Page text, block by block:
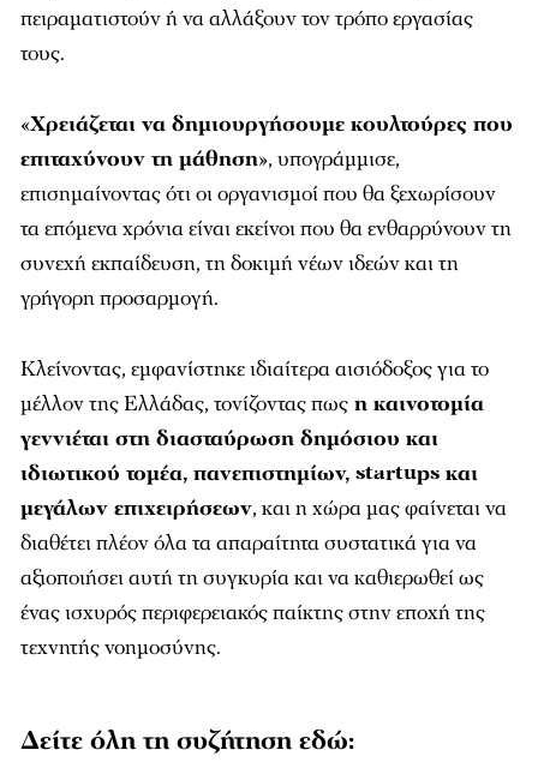
πειραματιστούν ή να αλλάξουν τον τρόπο εργασίας
τους.
«Χρειάζεται να δημιουργήσουμε κουλτούρες που
επιταχύνουν τη μάθηση», υπογράμμισε,
επισημαίνοντας ότι οι οργανισμοί που θα ξεχωρίσουν
τα επόμενα χρόνια είναι εκείνοι που θα ενθαρρύνουν τη
συνεχή εκπαίδευση, τη δοκιμή νέων ιδεών και τη
γρήγορη προσαρμογή.
Κλείνοντας, εμφανίστηκε ιδιαίτερα αισιόδοξος για το
μέλλον της Ελλάδας, τονίζοντας πως η καινοτομία
γεννιέται στη διασταύρωση δημόσιου και
ιδιωτικού τομέα, πανεπιστημίων, startups και
μεγάλων επιχειρήσεων, και η χώρα μας φαίνεται να
διαθέτει πλέον όλα τα απαραίτητα συστατικά για να
αξιοποιήσει αυτή τη συγκυρία και να καθιερωθεί ως
ένας ισχυρός περιφερειακός παίκτης στην εποχή της
τεχνητής νοημοσύνης.
Δείτε όλη τη συζήτηση εδώ: